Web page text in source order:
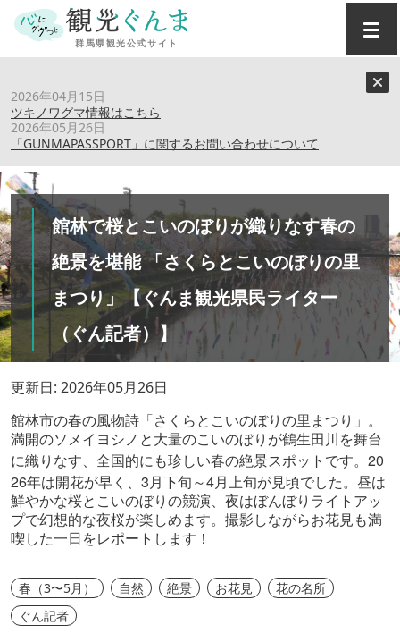
2026年04月15日
ツキノワグマ情報はこちら
2026年05月26日
「GUNMAPASSPORT」に関するお問い合わせについて
館林で桜とこいのぼりが織りなす春の絶景を堪能 「さくら
とこいのぼりの里まつり」【ぐんま観光県民ライター（ぐん
記者）】
館林で桜とこいのぼりが織りなす春の
絶景を堪能 「さくらとこいのぼりの里
まつり」【ぐんま観光県民ライター
（ぐん記者）】
更新日: 2026年05月26日
館林市の春の風物詩「さくらとこいのぼりの里まつり」。
満開のソメイヨシノと大量のこいのぼりが鶴生田川を舞台
に織りなす、全国的にも珍しい春の絶景スポットです。 20
26年は開花が早く、 3 月下旬～4月上旬が見頃でした。昼は
鮮やかな桜とこいのぼりの競演、夜はぼんぼりライトアッ
プで幻想的な夜桜が楽しめます。撮影しながらお花見も満
喫した一日をレポートします！
春（3〜5月） 自然 絶景 お花見
花の名所
ぐん記者